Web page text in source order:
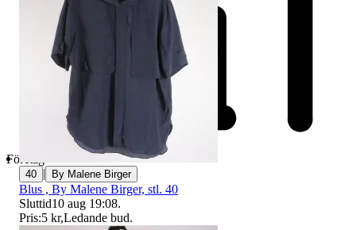
Företag
40 | By Malene Birger
Blus , By Malene Birger, stl. 40
Sluttid10 aug 19:08.
Pris:5 kr,Ledande bud.